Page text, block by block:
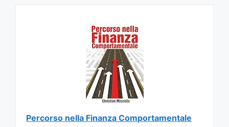
Percorso nella Finanza Comportamentale